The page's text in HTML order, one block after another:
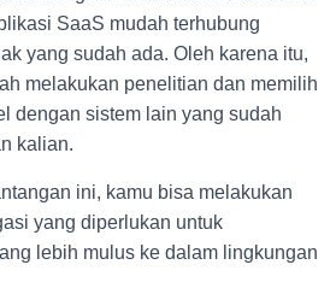
SaaS mudah terhubung
yang sudah ada. Oleh karena itu,
melakukan penelitian dan memilih
dengan sistem lain yang sudah
kalian.
ini, kamu bisa melakukan
yang diperlukan untuk
lebih mulus ke dalam lingkungan